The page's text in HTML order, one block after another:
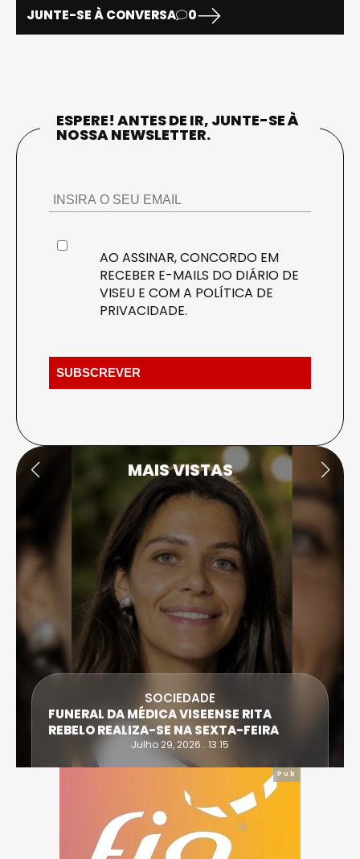
JUNTE-SE À CONVERSA 0
ESPERE! ANTES DE IR, JUNTE-SE À
NOSSA NEWSLETTER.
AO ASSINAR, CONCORDO EM
RECEBER E-MAILS DO DIÁRIO DE
VISEU E COM A POLÍTICA DE
PRIVACIDADE.
MAIS VISTAS
SOCIEDADE
FUNERAL DA MÉDICA VISEENSE RITA
REBELO REALIZA-SE NA SEXTA-FEIRA
Julho 29, 2026 . 13:15
Pub